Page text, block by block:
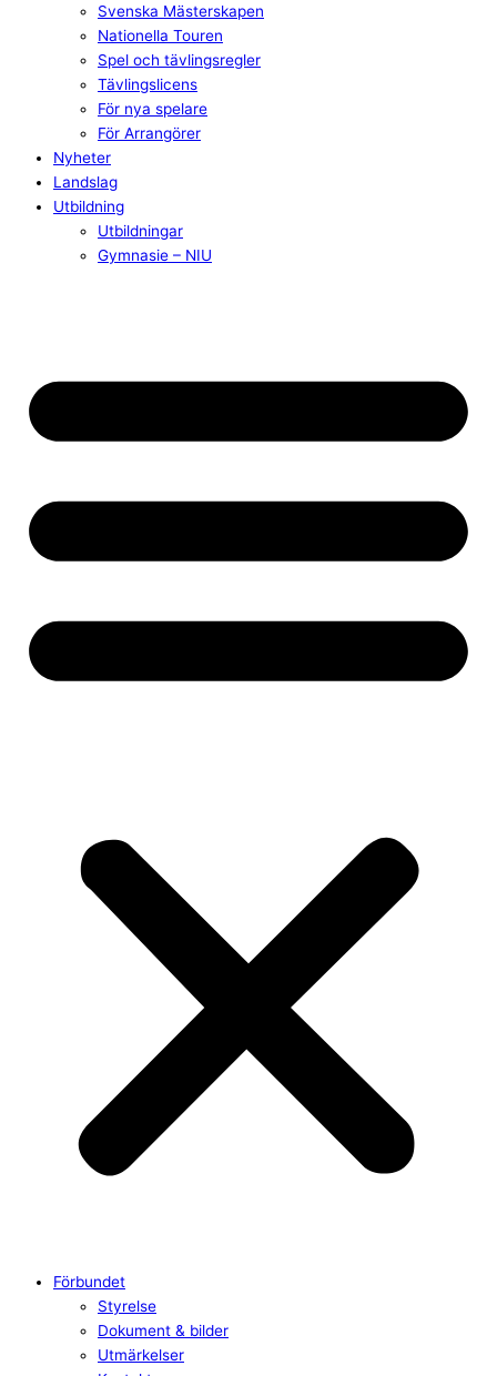
Svenska Mästerskapen
Nationella Touren
Spel och tävlingsregler
Tävlingslicens
För nya spelare
För Arrangörer
Nyheter
Landslag
Utbildning
Utbildningar
Gymnasie – NIU
Förbundet
Styrelse
Dokument & bilder
Utmärkelser